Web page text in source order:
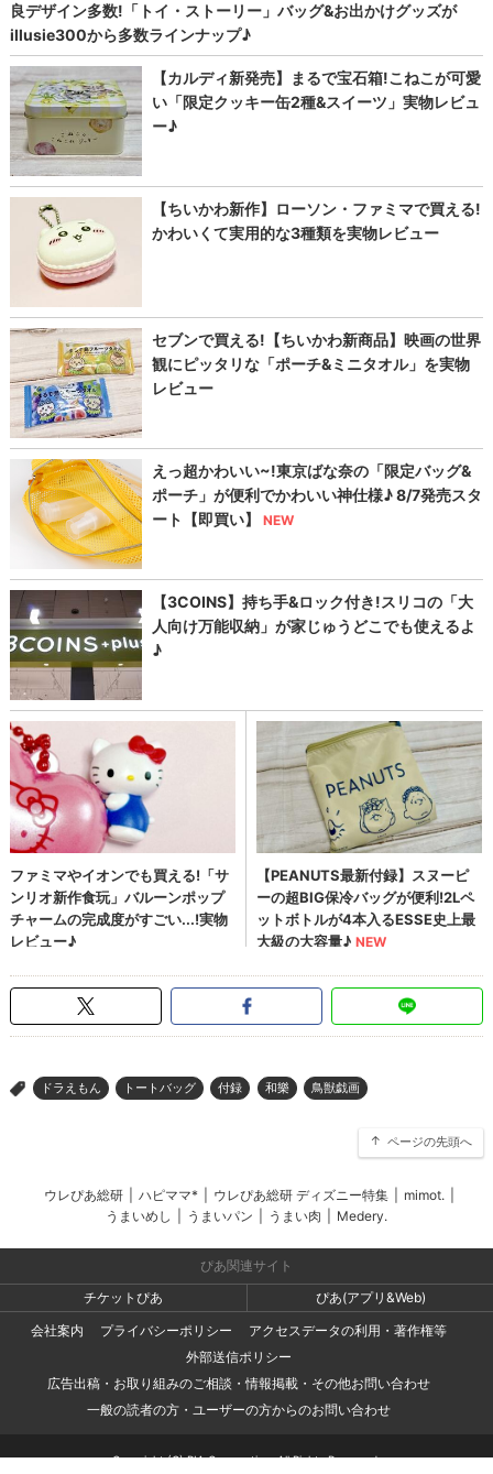
> ドラえもん トートバッグ 付録 和樂 鳥獣戯画
ページの先頭へ
ウレぴあ総研 ハピママ* ウレぴあ総研 ディズニー特集 mimot.
うまいめし
うまいパン うまい肉 Medery.
ぴあ関連サイト
チケットぴあ
ぴあ(アプリ&Web)
会社案内
プライバシーポリシー
アクセスデータの利用・著作権等
外部送信ポリシー
広告出稿・お取り組みのご相談・情報掲載・その他お問い合わせ
一般の読者の方・ユーザーの方からのお問い合わせ
Copyright (C) PIA Corporation. All Rights Reserved.